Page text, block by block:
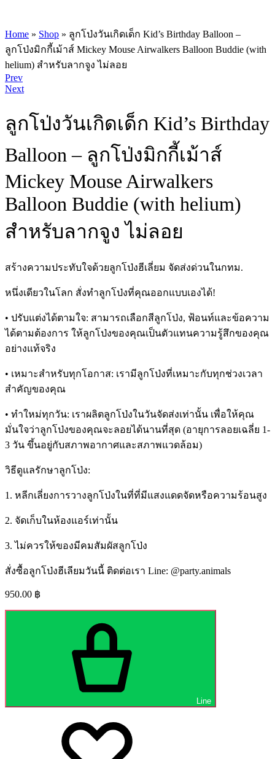
Home » Shop » ลูกโป่งวันเกิดเด็ก Kid’s Birthday Balloon –
ลูกโป่งมิกกี้เม้าส์ Mickey Mouse Airwalkers Balloon Buddie (with
helium) สำหรับลากจูง ไม่ลอย
Product
navigation
Prev
Next
ลูกโป่งวันเกิดเด็ก Kid’s Birthday
Balloon – ลูกโป่งมิกกี้เม้าส์
Mickey Mouse Airwalkers
Balloon Buddie (with helium)
สำหรับลากจูง ไม่ลอย
สร้างความประทับใจด้วยลูกโป่งฮีเลี่ยม จัดส่งด่วนในกทม.
หนึ่งเดียวในโลก สั่งทำลูกโป่งที่คุณออกแบบเองได้!
• ปรับแต่งได้ตามใจ: สามารถเลือกสีลูกโป่ง, ฟ้อนท์และข้อความ
ได้ตามต้องการ ให้ลูกโป่งของคุณเป็นตัวแทนความรู้สึกของคุณ
อย่างแท้จริง
• เหมาะสำหรับทุกโอกาส: เรามีลูกโป่งที่เหมาะกับทุกช่วงเวลา
สำคัญของคุณ
• ทำใหม่ทุกวัน: เราผลิตลูกโป่งในวันจัดส่งเท่านั้น เพื่อให้คุณ
มั่นใจว่าลูกโป่งของคุณจะลอยได้นานที่สุด (อายุการลอยเฉลี่ย 1-
3 วัน ขึ้นอยู่กับสภาพอากาศและสภาพแวดล้อม)
วิธีดูแลรักษาลูกโป่ง:
1. หลีกเลี่ยงการวางลูกโป่งในที่ที่มีแสงแดดจัดหรือความร้อนสูง
2. จัดเก็บในห้องแอร์เท่านั้น
3. ไม่ควรให้ของมีคมสัมผัสลูกโป่ง
สั่งซื้อลูกโป่งฮีเลียมวันนี้ ติดต่อเรา Line: @party.animals
950.00 ฿
Line